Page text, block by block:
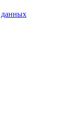
данных